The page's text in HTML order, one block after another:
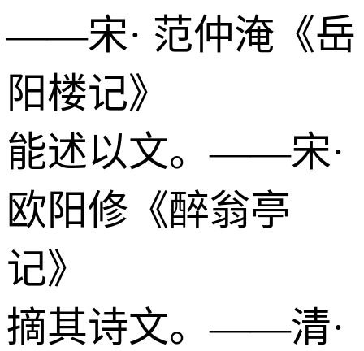
——宋· 范仲淹《岳
阳楼记》
能述以文。——宋·
欧阳修《醉翁亭
记》
摘其诗文。——清·